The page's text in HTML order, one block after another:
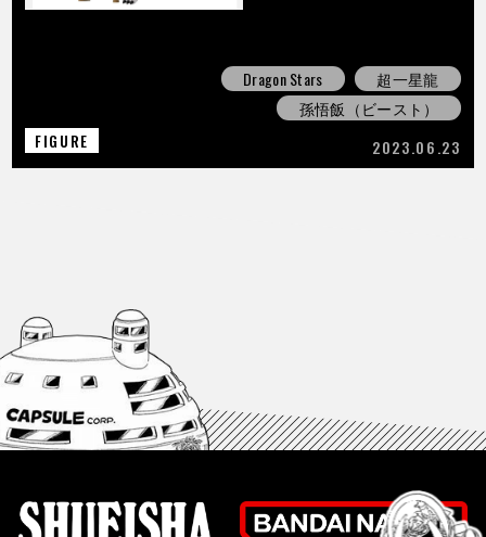
Dragon Stars
超一星龍
孫悟飯（ビースト）
FIGURE
2023.06.23